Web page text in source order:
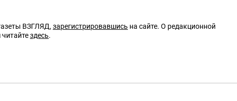
ВЗГЛЯД,зарегистрировавшись на сайте. О редакционной
здесь.